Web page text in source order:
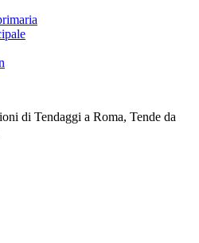
di Tendaggi a Roma, Tende da